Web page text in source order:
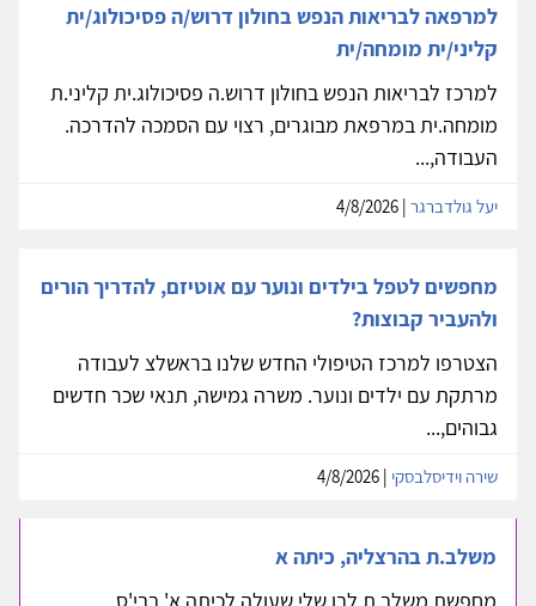
למרפאה לבריאות הנפש בחולון דרוש/ה פסיכולוג/ית
קליני/ית מומחה/ית
למרכז לבריאות הנפש בחולון דרוש.ה פסיכולוג.ית קליני.ת
מומחה.ית במרפאת מבוגרים, רצוי עם הסמכה להדרכה.
העבודה,...
יעל גולדברגר
מחפשים לטפל בילדים ונוער עם אוטיזם, להדריך הורים
ולהעביר קבוצות?
הצטרפו למרכז הטיפולי החדש שלנו בראשלצ לעבודה
מרתקת עם ילדים ונוער. משרה גמישה, תנאי שכר חדשים
גבוהים,...
שירה וידיסלבסקי
משלב.ת בהרצליה, כיתה א